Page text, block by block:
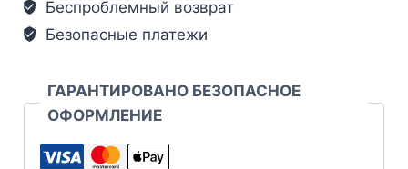
Беспроблемный возврат
Безопасные платежи
ГАРАНТИРОВАНО БЕЗОПАСНОЕ
ОФОРМЛЕНИЕ